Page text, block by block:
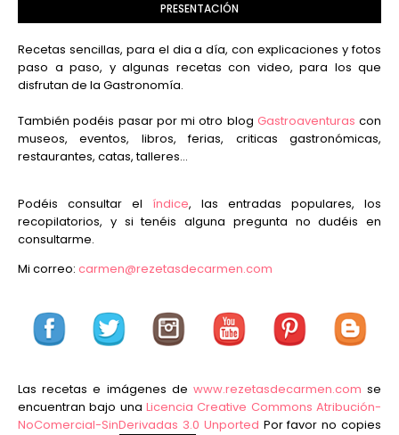
PRESENTACIÓN
Recetas sencillas, para el dia a día, con explicaciones y fotos
paso a paso, y algunas recetas con video, para los que
disfrutan de la Gastronomía.
También podéis pasar por mi otro blog Gastroaventuras con
museos, eventos, libros, ferias, criticas gastronómicas,
restaurantes, catas, talleres...
Podéis consultar el índice, las entradas populares, los
recopilatorios, y si tenéis alguna pregunta no dudéis en
consultarme.
Mi correo: carmen@rezetasdecarmen.com
Las recetas e imágenes de www.rezetasdecarmen.com se
encuentran bajo una Licencia Creative Commons Atribución-
NoComercial-SinDerivadas 3.0 Unported Por favor no copies